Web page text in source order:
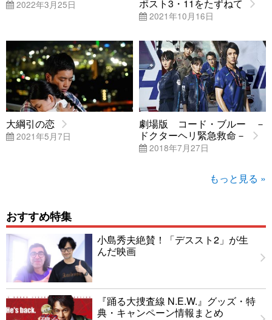
2022年3月25日
ポスト3・11をたずねて
2021年10月16日
大綱引の恋
2021年5月7日
劇場版 コード・ブルー －
ドクターヘリ緊急救命－
2018年7月27日
もっと見る »
おすすめ特集
小島秀夫絶賛！「デススト2」が生
んだ映画
『踊る大捜査線 N.E.W.』グッズ・特
典・キャンペーン情報まとめ